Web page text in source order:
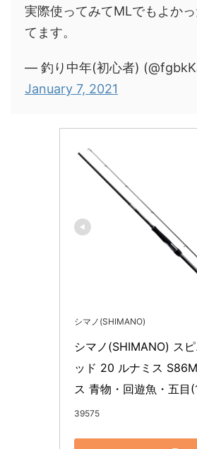
実際使ってみてMLでもよか
てます。
— 釣り中年(初心者)
January 7, 2021
シマノ(SHIMANO)
シマノ(SHIMANO) ス
ッド 20 ルナミス
ス 青物・回遊魚・五目
39575